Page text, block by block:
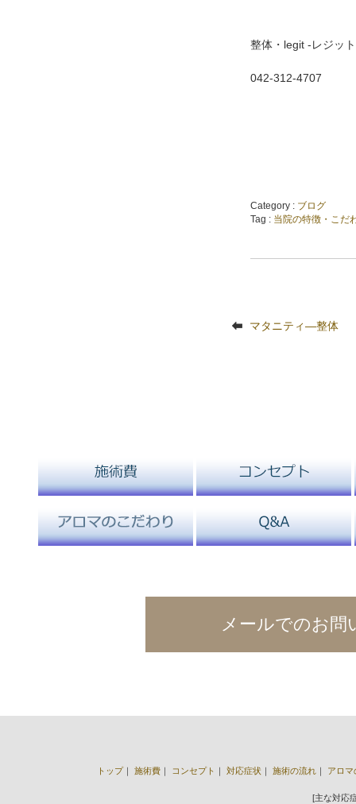
整体・legit -レジッ
042-312-4707
Category : ブログ
Tag : 当院の特徴・こだ
マタニティ―整体
メールでのお問
トップ｜ 施術費 ｜ コンセプト ｜ 対応症状 ｜ 施術の流れ ｜ アロマ
[主な対応